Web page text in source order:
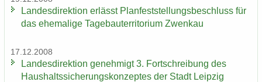
Lan­des­di­rek­ti­on er­lässt Plan­fest­stel­lungs­be­schluss für
das ehe­ma­li­ge Ta­ge­bau­ter­ri­to­ri­um Zwenkau
17.12.2008
Lan­des­di­rek­ti­on ge­neh­migt 3. Fort­schrei­bung des
Haus­halts­si­che­rungs­kon­zep­tes der Stadt Leip­zig